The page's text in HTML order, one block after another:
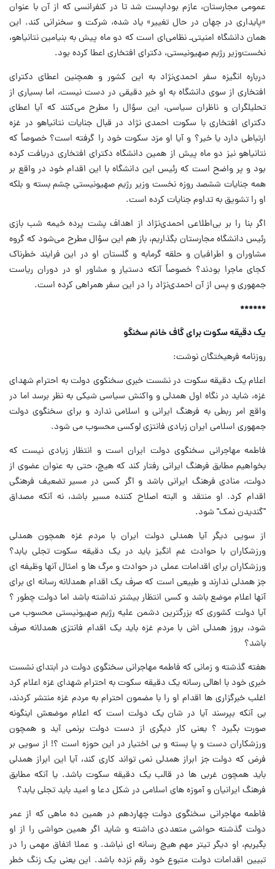
عمومی مجارستان، عازم بوداپست شد تا در کنفرانسی که از آن با عنوان
«پایداری در جهان در حال تغییر» یاد شده، شرکت و سخنرانی کند. این
همان دانشگاه امنیتی‌ـ نظامی‌ای است که دو ماه پیش به بنیامین نتانیاهو،
نخست‌وزیر رژیم صهیونیستی، دکترای افتخاری اعطا کرده بود.
درباره انگیزه سفر احمدی‌نژاد به این کشور و همچنین اعطای دکترای
افتخاری از سوی دانشگاه به او خبر دقیقی در دست نیست، اما بسیاری از
تحلیلگران و ناظران سیاسی، این سؤال را مطرح می‌کنند که آیا اعطای
دکترای افتخاری با سکوت احمدی نژاد در قبال جنایات نتانیاهو در غزه
ارتباطی دارد یا خیر؟ و آیا او مزد سکوت خود را گرفته است؟ خصوصاً که
نتانیاهو نیز دو ماه پیش از همین دانشگاه دکترای افتخاری دریافت کرده
بود و پر واضح است که رئیس این دانشگاه با این اقدام خود در واقع بر
همه جنایات ششصد روزه نخست وزیر رژیم صهیونیستی چشم بسته و بلکه
او را تشویق به تداوم جنایات کرده است.
اگر بنا را بر بی‌اطلاعی احمدی‌نژاد از اهداف پشت پرده خیمه شب بازی
رئیس دانشگاه مجارستان بگذاریم، باز هم این سؤال مطرح می‌شود که گروه
مشاوران و اطرافیان و حلقه گرمابه و گلستان او در این فرایند خطرناک
کجای ماجرا بودند؟ خصوصاً آنکه دستیار و مشاور او در دوران ریاست
جمهوری و پس از آن احمدی‌نژاد را در این سفر همراهی کرده است.
******
یک دقیقه سکوت برای گاف خانم سخنگو
روزنامه فرهیختگان نوشت:
اعلام یک دقیقه سکوت در نشست خبری سخنگوی دولت به احترام شهدای
غزه، شاید در نگاه اول همدلی و واکنش سیاسی شیکی به نظر برسد اما در
واقع امر ربطی به فرهنگ ایرانی و اسلامی ندارد و برای سخنگوی دولت
جمهوری اسلامی ایران زیادی فانتزی لوکسی محسوب می شود.
فاطمه مهاجرانی سخنگوی دولت ایران است و انتظار زیادی نیست که
بخواهیم مطابق فرهنگ ایرانی رفتار کند که هیچ، حتی به عنوان عضوی از
دولت، منادی فرهنگ ایرانی باشد و اگر کسی در مسیر تضعیف فرهنگی
اقدام کرد. او منتقد و البته اصلاح کننده مسیر باشد، نه آنکه مصداق
"گندیدن نمک" شود.
از سویی دیگر آیا همدلی دولت ایران با مردم غزه همچون همدلی
ورزشکاران با حوادث غم انگیز باید در یک دقیقه سکوت تجلی یابد؟
ورزشکاران برای اقدامات عملی در حوادث و مرگ ها و امثال آنها وظیفه ای
جز همدلی ندارند و طبیعی است که صرف یک اقدام همدلانه رسانه ای برای
آنها اعلام موضع باشد و کسی انتظار بیشتر نداشته باشد اما دولت چطور ؟
آیا دولت کشوری که بزرگترین دشمن علیه رژیم صهیونیستی محسوب می
شود، بروز همدلی اش با مردم غزه باید یک اقدام فانتزی همدلانه صرف
باشد؟
هفته گذشته و زمانی که فاطمه مهاجرانی سخنگوی دولت در ابتدای نشست
خبری خود با اهالی رسانه یک دقیقه سکوت به احترام شهدای غزه اعلام کرد
اغلب خبرگزاری ها اقدام او را با مضمون احترام به مردم غزه منتشر کردند،
بی آنکه بپرسند آیا در شان یک دولت است که اعلام موضعش اینگونه
صورت بگیرد ؟ یعنی کار دیگری از دست دولت برنمی آید و همچون
ورزشکاران دست و پا بسته و بی اختیار در این حوزه است ؟! از سویی بر
فرض که دولت جز ابراز همدلی نمی تواند کاری کند، آیا این ابراز همدلی
باید همچون غربی ها در قالب یک دقیقه سکوت باشد. یا آنکه مطابق
فرهنگ ایرانیان و آموزه های اسلامی در شکل دعا و امید باید تجلی یابد؟
فاطمه مهاجرانی سخنگوی دولت چهاردهم در همین ده ماهی که از عمر
دولت گذشته حواشی متعددی داشته و شاید اگر همین حواشی را از او
بگیریم، او دیگر تیتر مهم هیچ رسانه ای نباشد. و عملا اتفاق مهمی را در
تبیین اقدامات دولت متبوع خود رقم نزده باشد. این یعنی یک زنگ خطر